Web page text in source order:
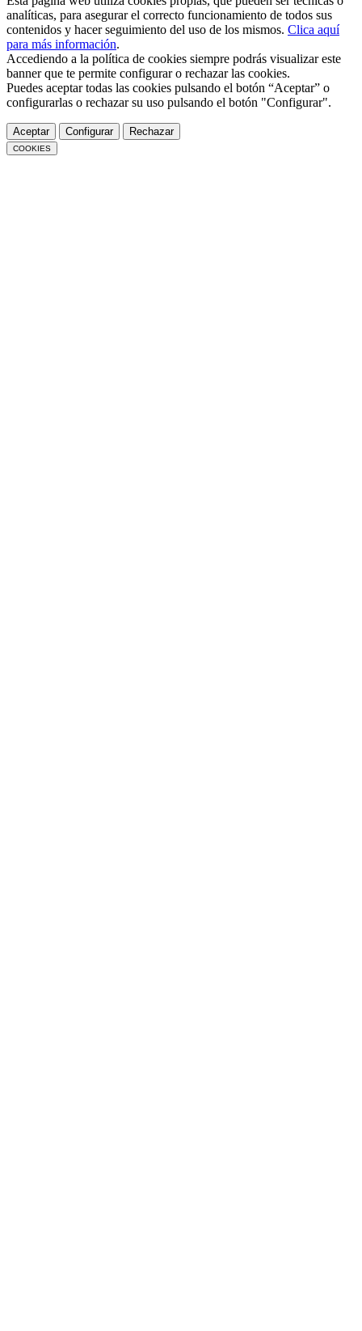
analíticas, para asegurar el correcto funcionamiento de todos sus
contenidos y hacer seguimiento del uso de los mismos. Clica aquí
para más información.
Accediendo a la política de cookies siempre podrás visualizar este
banner que te permite configurar o rechazar las cookies.
Puedes aceptar todas las cookies pulsando el botón “Aceptar” o
configurarlas o rechazar su uso pulsando el botón "Configurar".
Aceptar Configurar Rechazar
COOKIES